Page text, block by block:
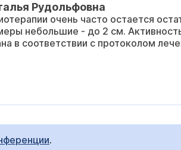
Рудольфовна
очень часто остается
небольшие - до 2 см.
в соответствии с протоколом
.